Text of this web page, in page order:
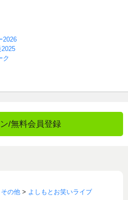
2026
ク
/無料会員登録
その他 > よしもとお笑いライブ